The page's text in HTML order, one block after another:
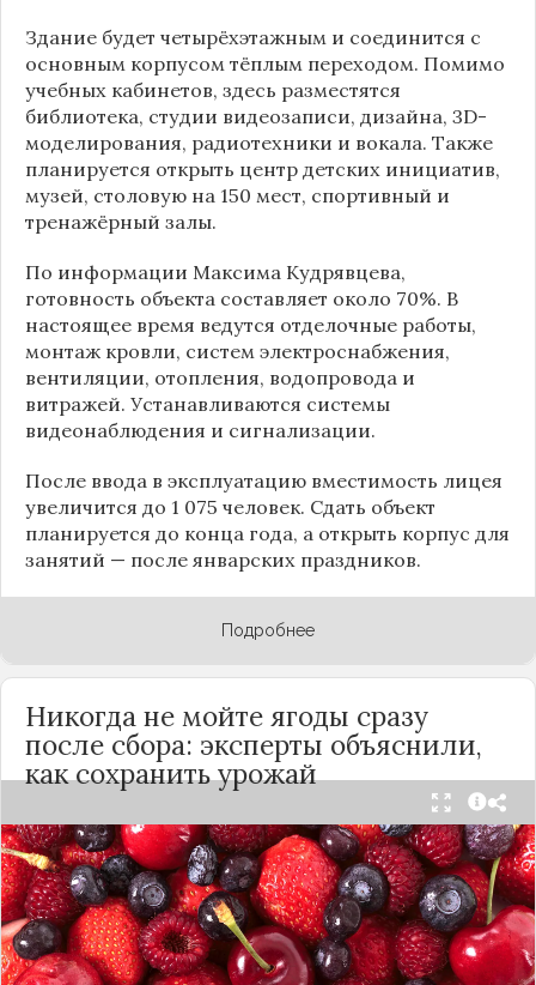
Здание будет четырёхэтажным и соединится с
основным корпусом тёплым переходом. Помимо
учебных кабинетов, здесь разместятся
библиотека, студии видеозаписи, дизайна, 3D-
моделирования, радиотехники и вокала. Также
планируется открыть центр детских инициатив,
музей, столовую на 150 мест, спортивный и
тренажёрный залы.
По информации Максима Кудрявцева,
готовность объекта составляет около 70%. В
настоящее время ведутся отделочные работы,
монтаж кровли, систем электроснабжения,
вентиляции, отопления, водопровода и
витражей. Устанавливаются системы
видеонаблюдения и сигнализации.
После ввода в эксплуатацию вместимость лицея
увеличится до 1 075 человек. Сдать объект
планируется до конца года, а открыть корпус для
занятий — после январских праздников.
Подробнее
Никогда не мойте ягоды сразу
после сбора: эксперты объяснили,
как сохранить урожай
Мытьё ягод сразу после сбора может обернуться
полной потерей урожая. Как отмечает канал
«Сделай сам», на поверхности плодов есть
естественный восковой налёт, который играет
роль природного барьера. Он защищает ягоды
от пересыхания, бактерий и плесени. При